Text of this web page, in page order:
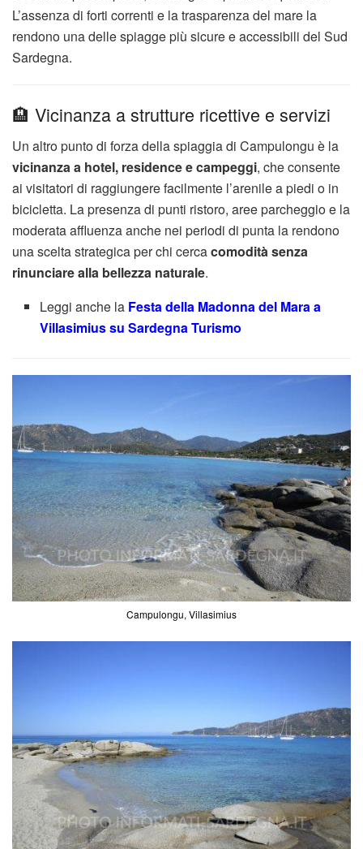
L’assenza di forti correnti e la trasparenza del mare la
rendono una delle spiagge più sicure e accessibili del Sud
Sardegna.
🏨 Vicinanza a strutture ricettive e servizi
Un altro punto di forza della spiaggia di Campulongu è la
vicinanza a hotel, residence e campeggi, che consente
ai visitatori di raggiungere facilmente l’arenile a piedi o in
bicicletta. La presenza di punti ristoro, aree parcheggio e la
moderata affluenza anche nei periodi di punta la rendono
una scelta strategica per chi cercacomodità senza
rinunciare alla bellezza naturale.
Leggi anche la Festa della Madonna del Mara a
Villasimius su Sardegna Turismo
Campulongu, Villasimius